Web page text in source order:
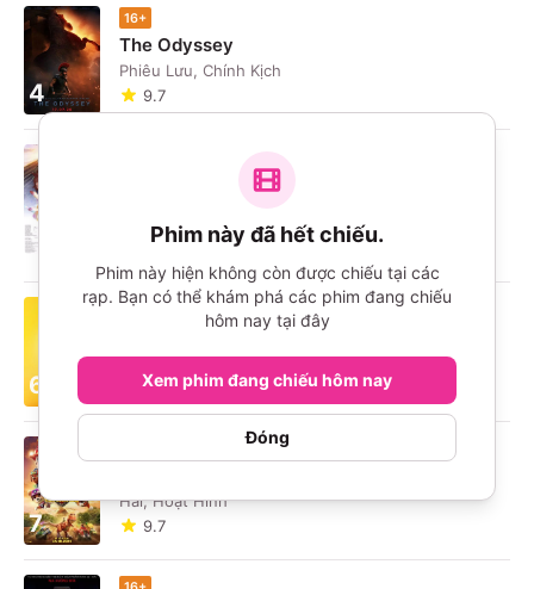
4
16+
The Odyssey
Phiêu Lưu, Chính Kịch
9.7
5
Umamusume: Pretty Derby - Khởi Đầu Kỷ
Hài, Hoạt Hình
6
P
Minions & Quái Vật
Hài, Hoạt Hình
9.2
7
Hài, Hoạt Hình
9.7
Phim này đã hết chiếu.
Phim này hiện không còn được chiếu tại các
rạp. Bạn có thể khám phá các phim đang chiếu
hôm nay tại đây
Xem phim đang chiếu hôm nay
Đóng